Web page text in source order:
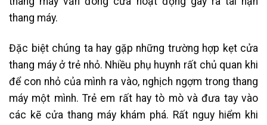
thang máy.
Đặc biệt chúng ta hay gặp những trường hợp kẹt cửa
thang máy ở trẻ nhỏ. Nhiều phụ huynh rất chủ quan khi
để con nhỏ của mình ra vào, nghịch ngợm trong thang
máy một mình. Trẻ em rất hay tò mò và đưa tay vào
các kẽ cửa thang máy khám phá. Rất nguy hiểm khi